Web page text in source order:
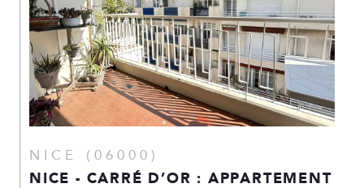
NICE (06000)
NICE - CARRÉ D’OR : APPARTEMENT